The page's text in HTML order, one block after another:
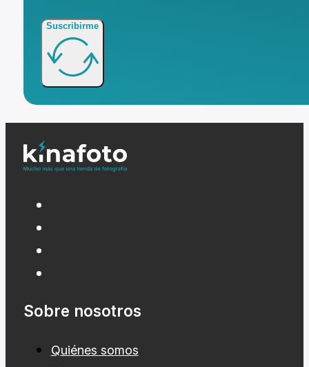
Suscribirme
Sobre nosotros
Quiénes somos